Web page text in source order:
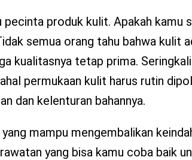
produk kulit. Apakah kamu
semua orang tahu bahwa kulit
kualitasnya tetap prima.
permukaan kulit harus rutin
dan kelenturan bahannya.
mampu mengembalikan
yang bisa kamu coba baik